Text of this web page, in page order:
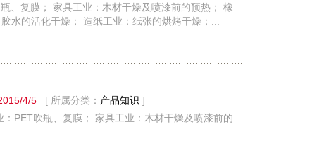
、复膜； 家具工业：木材干燥及喷漆前的预热； 橡
水的活化干燥； 造纸工业：纸张的烘烤干燥；...
4/5[ 所属分类： 产品知识 ]
PET吹瓶、复膜； 家具工业：木材干燥及喷漆前的